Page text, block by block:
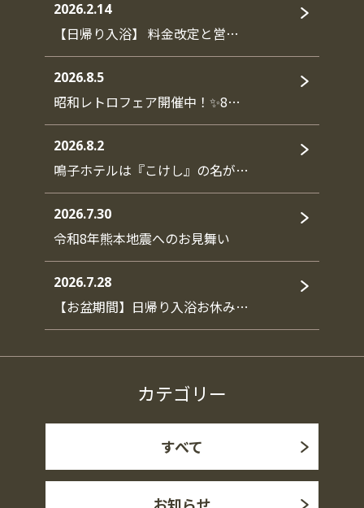
2026.2.14
【日帰り入浴】 料金改定と営…
2026.8.5
昭和レトロフェア開催中！✨8…
2026.8.2
鳴子ホテルは『こけし』の名が…
2026.7.30
令和8年熊本地震へのお見舞い
2026.7.28
【お盆期間】日帰り入浴お休み…
カテゴリー
すべて